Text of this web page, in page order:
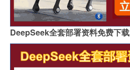
DeepSeek全套部署资料免费下载